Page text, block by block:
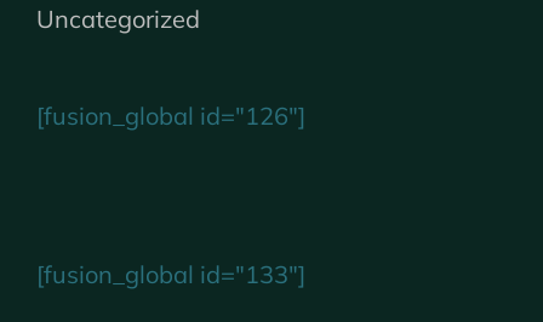
Uncategorized
[fusion_global id="126"]
[fusion_global id="133"]